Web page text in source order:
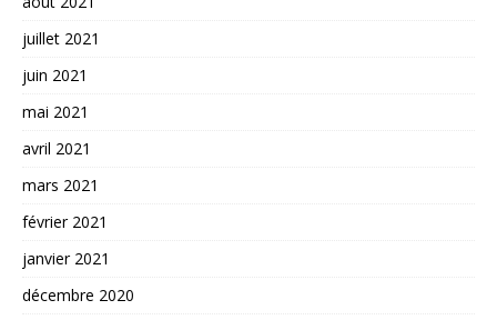
juillet 2021
juin 2021
mai 2021
avril 2021
mars 2021
février 2021
janvier 2021
décembre 2020